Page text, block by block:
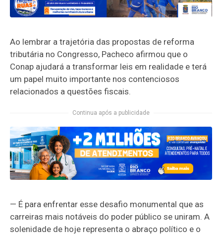
Ao lembrar a trajetória das propostas de reforma
tributária no Congresso, Pacheco afirmou que o
Conap ajudará a transformar leis em realidade e terá
um papel muito importante nos contenciosos
relacionados a questões fiscais.
Continua após a publicidade
— É para enfrentar esse desafio monumental que as
carreiras mais notáveis do poder público se uniram. A
solenidade de hoje representa o abraço político e o